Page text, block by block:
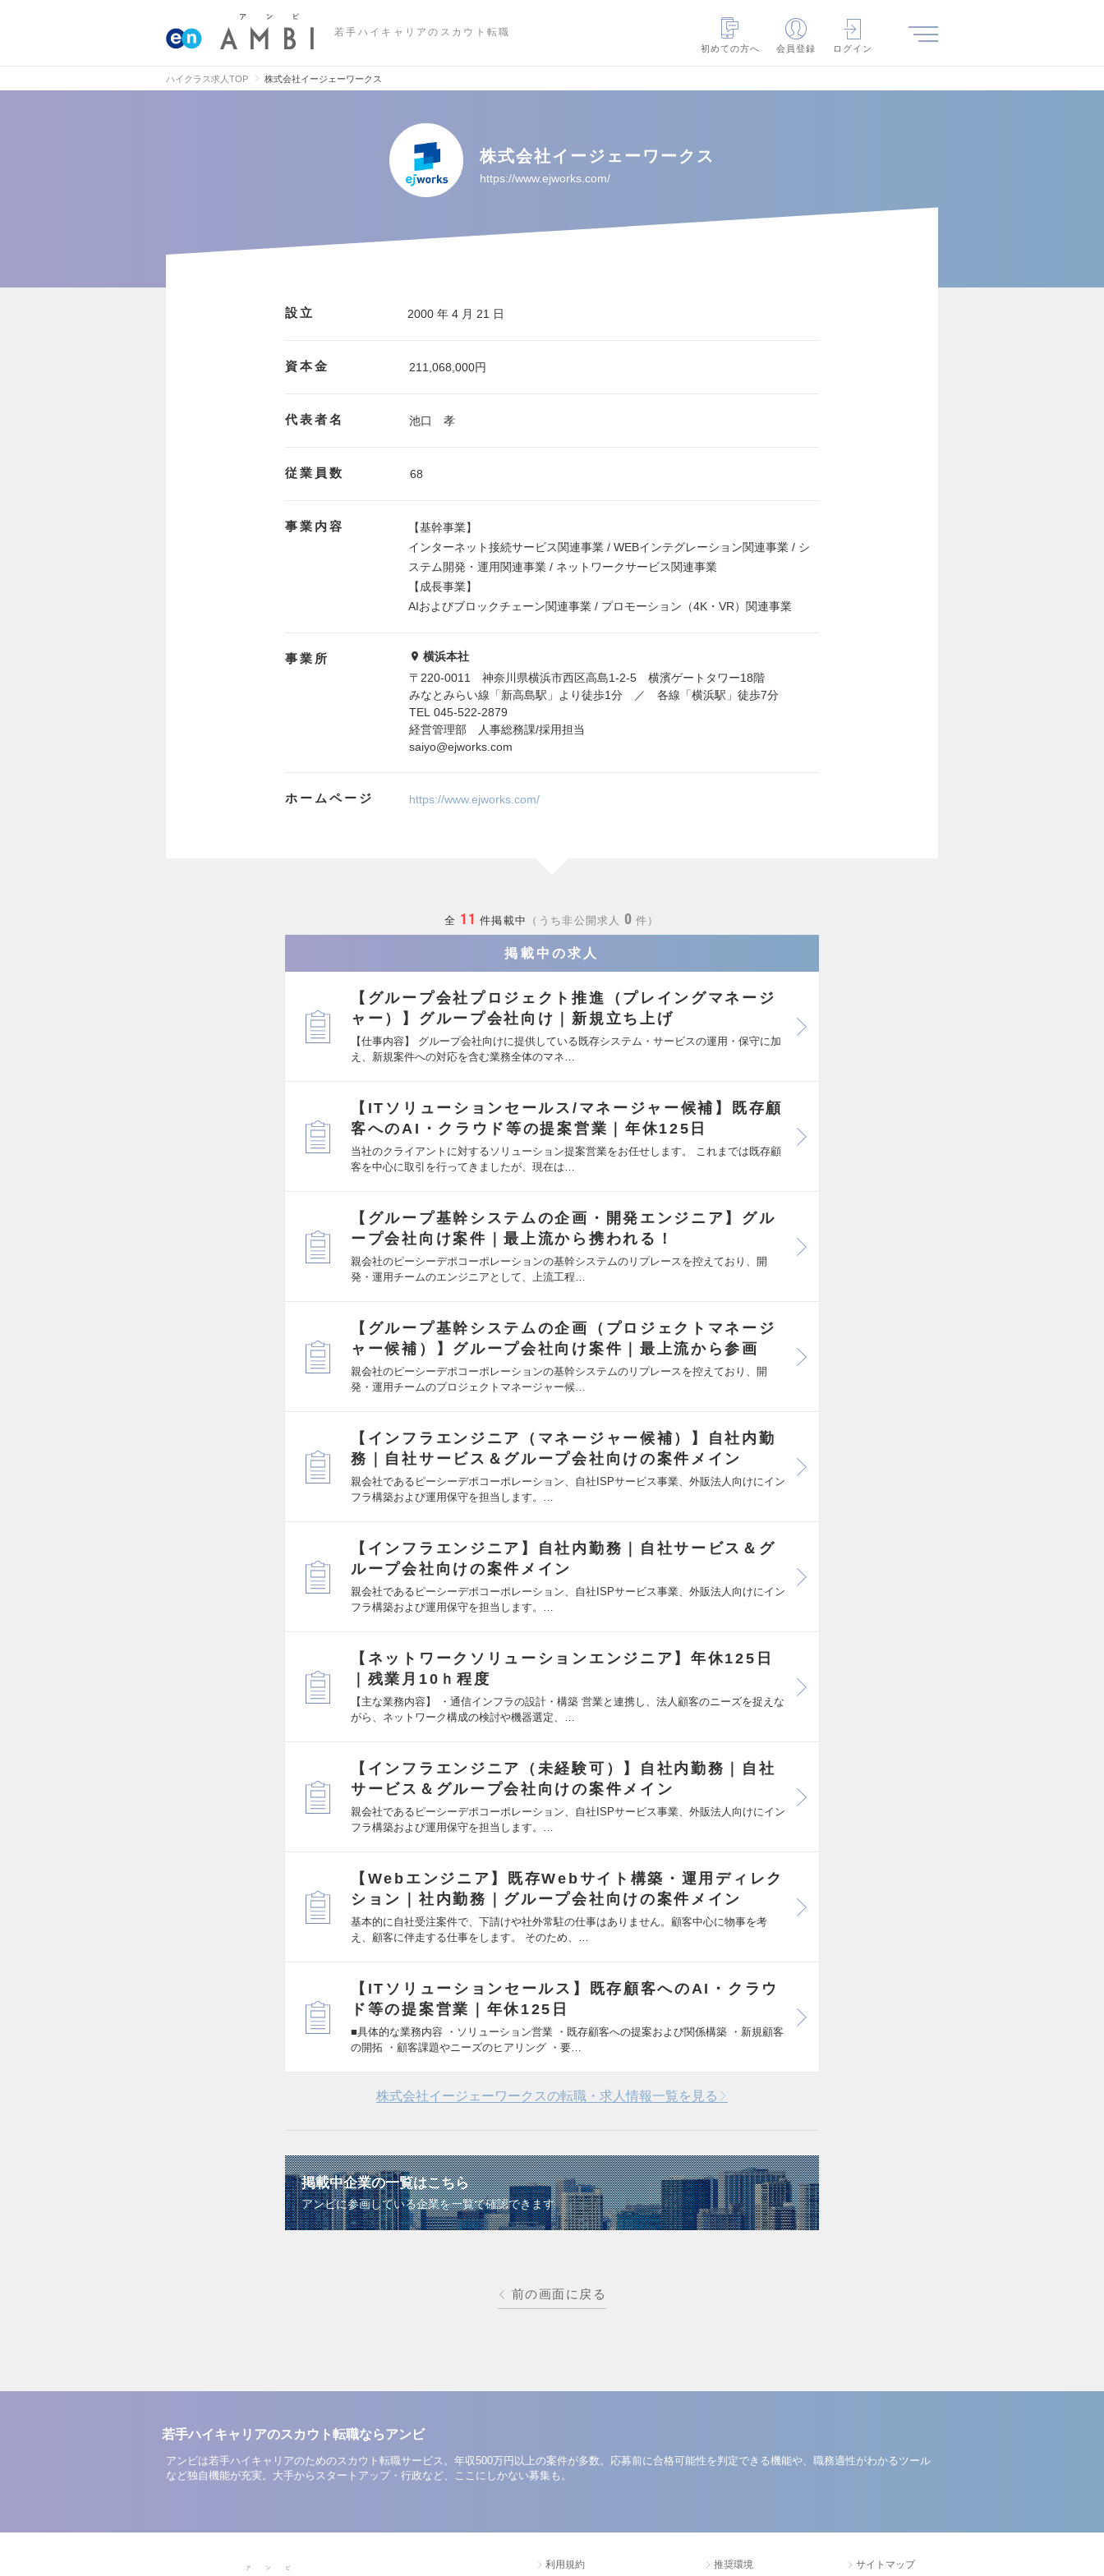
若手ハイキャリアのスカウト転職
初めての方へ
会員登録 ログイン
ハイクラス求人TOP 株式会社イージェーワークス
株式会社イージェーワークス
https://www.ejworks.com/
設立 2000 年 4 月 21 日
資本金 211,068,000円
代表者名 池口 孝
従業員数 68
事業内容
【基幹事業】
インターネット接続サービス関連事業 / WEBインテグレーション関連事業 / シ
ステム開発・運用関連事業 / ネットワークサービス関連事業
【成長事業】
AIおよびブロックチェーン関連事業 / プロモーション（4K・VR）関連事業
事業所
横浜本社
〒220-0011 神奈川県横浜市西区高島1-2-5 横濱ゲートタワー18階
みなとみらい線「新高島駅」より徒歩1分 ／ 各線「横浜駅」徒歩7分
TEL 045-522-2879
経営管理部 人事総務課/採用担当
saiyo@ejworks.com
ホームページ https://www.ejworks.com/
全 11 件掲載中 うち非公開求人 0 件
掲載中の求人
【グループ会社プロジェクト推進（プレイングマネージ
ャー）】グループ会社向け｜新規立ち上げ
【仕事内容】 グループ会社向けに提供している既存システム・サービスの運用・保守に加
え、新規案件への対応を含む業務全体のマネ…
【ITソリューションセールス/マネージャー候補】既存顧
客へのAI・クラウド等の提案営業｜年休125日
当社のクライアントに対するソリューション提案営業をお任せします。 これまでは既存顧
客を中心に取引を行ってきましたが、現在は…
【グループ基幹システムの企画・開発エンジニア】グル
ープ会社向け案件｜最上流から携われる！
親会社のピーシーデポコーポレーションの基幹システムのリプレースを控えており、開
発・運用チームのエンジニアとして、上流工程…
【グループ基幹システムの企画（プロジェクトマネージ
ャー候補）】グループ会社向け案件｜最上流から参画
親会社のピーシーデポコーポレーションの基幹システムのリプレースを控えており、開
発・運用チームのプロジェクトマネージャー候…
【インフラエンジニア（マネージャー候補）】自社内勤
務｜自社サービス＆グループ会社向けの案件メイン
親会社であるピーシーデポコーポレーション、自社ISPサービス事業、外販法人向けにイン
フラ構築および運用保守を担当します。…
【インフラエンジニア】自社内勤務｜自社サービス＆グ
ループ会社向けの案件メイン
親会社であるピーシーデポコーポレーション、自社ISPサービス事業、外販法人向けにイン
フラ構築および運用保守を担当します。…
【ネットワークソリューションエンジニア】年休125日
｜残業月10ｈ程度
【主な業務内容】 ・通信インフラの設計・構築 営業と連携し、法人顧客のニーズを捉えな
がら、ネットワーク構成の検討や機器選定、…
【インフラエンジニア（未経験可）】自社内勤務｜自社
サービス＆グループ会社向けの案件メイン
親会社であるピーシーデポコーポレーション、自社ISPサービス事業、外販法人向けにイン
フラ構築および運用保守を担当します。…
【Webエンジニア】既存Webサイト構築・運用ディレク
ション｜社内勤務｜グループ会社向けの案件メイン
基本的に自社受注案件で、下請けや社外常駐の仕事はありません。顧客中心に物事を考
え、顧客に伴走する仕事をします。 そのため、…
【ITソリューションセールス】既存顧客へのAI・クラウ
ド等の提案営業｜年休125日
■具体的な業務内容 ・ソリューション営業 ・既存顧客への提案および関係構築 ・新規顧客
の開拓 ・顧客課題やニーズのヒアリング ・要…
株式会社イージェーワークスの転職・求人情報一覧を見る
掲載中企業の一覧はこちら
アンビに参画している企業を一覧で確認できます
前の画面に戻る
若手ハイキャリアのスカウト転職ならアンビ
アンビは若手ハイキャリアのためのスカウト転職サービス。年収500万円以上の案件が多数。応募前に合格可能性を判定できる機能や、職務適性がわかるツール
など独自機能が充実。大手からスタートアップ・行政など、ここにしかない募集も。
利用規約 推奨環境 サイトマップ